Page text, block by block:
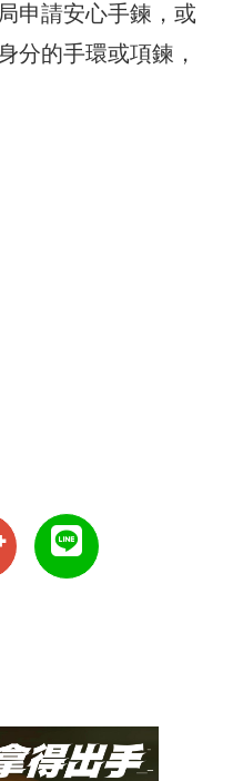
申請安心手鍊， 或
分的手環或項鍊，